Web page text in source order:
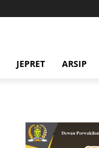
JEPRET ARSIP